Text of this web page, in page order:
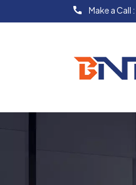
Make a Call :